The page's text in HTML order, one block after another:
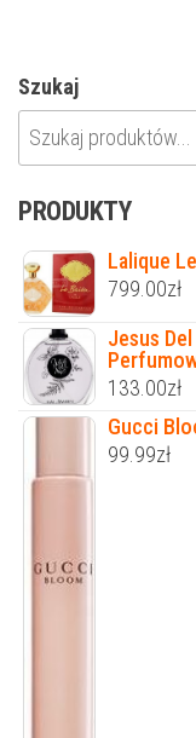
Szukaj
PRODUKTY
Lalique
799.00zł
Jesus
133.00zł
Gucci
99.99zł